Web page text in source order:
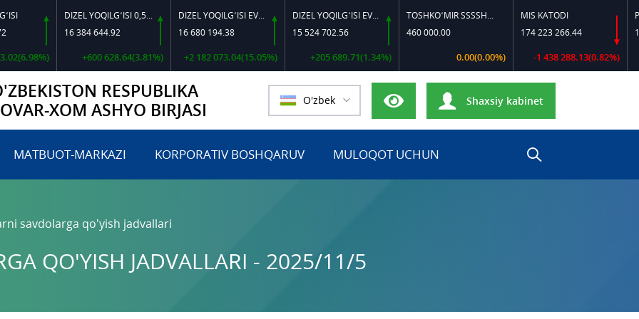
DIZEL YOQILG‘ISI 0,5-40
16 384 644.92
+600 628.64(3.81%)
DIZEL YOQILG‘ISI EVRO L-K-4
16 680 194.38
+2 182 073.04(15.05%)
DIZEL YOQILG‘ISI EVRO-L II K-4 SSDF
15 524 702.56
+205 689.71(1.34%)
TOSHKO‘MIR SSSSH-13
460 000.00
0.00(0.00%)
MIS KATODI
174 223 266.44
-1 438 288.13(0.82%)
17
RESPUBLIKA
XOM ASHYO BIRJASI
O'zbek Shaxsiy kabinet
MATBUOT-MARKAZI KORPORATIV BOSHQARUV MULOQOT UCHUN
savdolarga qo'yish jadvallari
QO'YISH JADVALLARI - 2025/11/5